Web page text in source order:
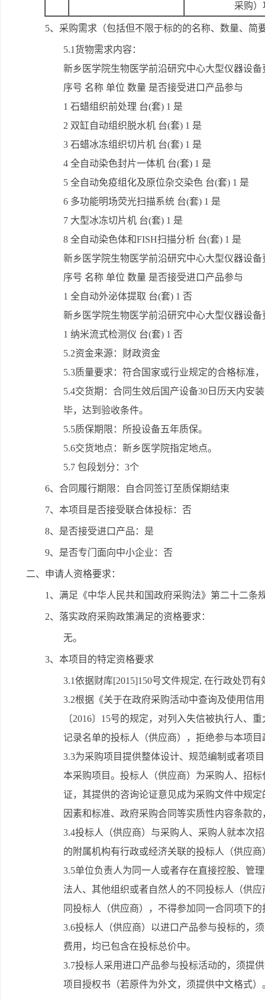
采购）
5、采购需求（包括但不限于标的的名称、数量、简
5.1货物需求内容：
新乡医学院生物医学前沿研究中心大型仪器设
序号 名称 单位 数量 是否接受进口产品参与
1 石蜡组织前处理 台(套) 1 是
2 双缸自动组织脱水机 台(套) 1 是
3 石蜡冰冻组织切片机 台(套) 1 是
4 全自动染色封片一体机 台(套) 1 是
5 全自动免疫组化及原位杂交染色 台(套) 1 是
6 多功能明场荧光扫描系统 台(套) 1 是
7 大型冰冻切片机 台(套) 1 是
8 全自动染色体和FISH扫描分析 台(套) 1 是
新乡医学院生物医学前沿研究中心大型仪器设
序号 名称 单位 数量 是否接受进口产品参与
1 全自动外泌体提取 台(套) 1 否
新乡医学院生物医学前沿研究中心大型仪器设
1 纳米流式检测仪 台(套) 1 否
5.2资金来源：财政资金
5.3质量要求：符合国家或行业规定的合格标准
5.4交货期：合同生效后国产设备30日历天内安
毕，达到验收条件。
5.5质保期限：所投设备五年质保。
5.6交货地点：新乡医学院指定地点。
5.7 包段划分：3个
6、合同履行期限：自合同签订至质保期结束
7、本项目是否接受联合体投标：否
8、是否接受进口产品：是
9、是否专门面向中小企业：否
二、申请人资格要求：
1、满足《中华人民共和国政府采购法》第二十二条
2、落实政府采购政策满足的资格要求：
无。
3、本项目的特定资格要求
3.1依据财库[2015]150号文件规定, 在行政处罚
3.2根据《关于在政府采购活动中查询及使用信
〔2016〕15号的规定，对列入失信被执行人、
记录名单的投标人（供应商），拒绝参与本项
3.3为采购项目提供整体设计、规范编制或者项
本采购项目。投标人（供应商）为采购人、招
证，其提供的咨询论证意见成为采购文件中规
因素和标准、政府采购合同等实质性内容条款
3.4投标人（供应商）与采购人、采购人就本次
的附属机构有行政或经济关联的投标人（供应
3.5单位负责人为同一人或者存在直接控股、管
法人、其他组织或者自然人的不同投标人（供
同投标人（供应商），不得参加同一合同项下的
3.6投标人（供应商）以进口产品参与投标的，
费用，均已包含在投标总价中。
3.7投标人采用进口产品参与投标活动的，须提
项目授权书（若原件为外文，须提供中文格式）